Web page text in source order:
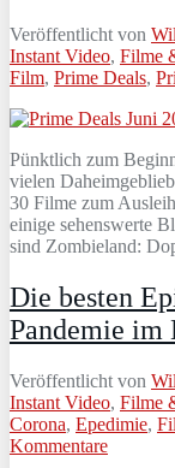
Veröffentlicht von
Instant Video, Filme
Film, Prime Deals,
Pünktlich zum
vielen
30 Filme zum
einige sehenswerte
sind Zombieland:
Die besten
Pandemie im
Veröffentlicht von
Instant Video, Filme
Corona, Epedimie,
Kommentare